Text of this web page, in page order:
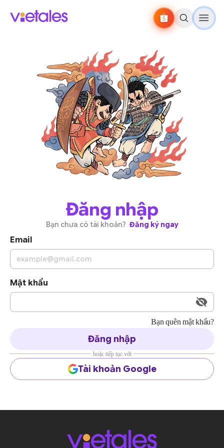
Đăng nhập
Bạn chưa có tài khoản? Đăng ký ngay
Email
Mật khẩu
Bạn quên mật khẩu?
Đăng nhập
hoặc tiếp tục với
Tài khoản Google